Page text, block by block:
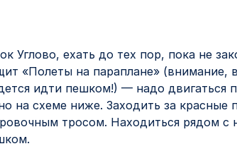
Углово, ехать до тех пор, пока не
«Полеты на параплане»
идти пешком!) — надо двигаться
на схеме ниже. Заходить за
тросом. Находиться рядом